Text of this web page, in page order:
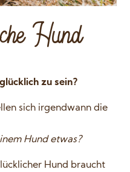
Hund
zu sein?
sich irgendwann die
Hund etwas?
Hund braucht